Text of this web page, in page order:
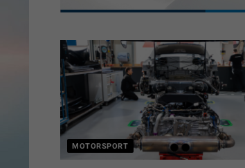
MOTORSPORT